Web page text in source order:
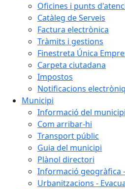
Oficines i punts
Catàleg de Serveis
Factura electrònica
Tràmits i gestions
Finestreta Única
Carpeta ciutadana
Impostos
Notificacions
Municipi
Informació del municipi
Com arribar-hi
Transport públic
Guia del municipi
Plànol directori
Informació geogràfica
Urbanitzacions -